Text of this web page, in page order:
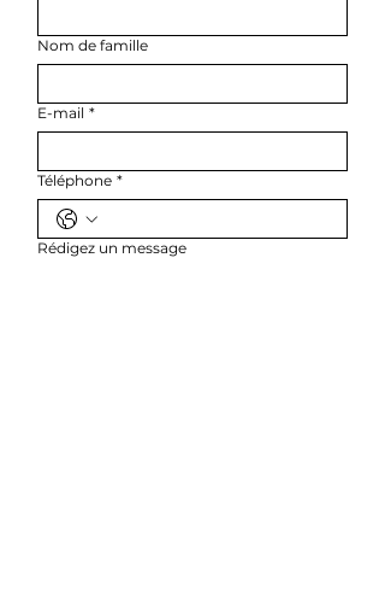
Nom de famille
E-mail *
Téléphone *
Rédigez un message